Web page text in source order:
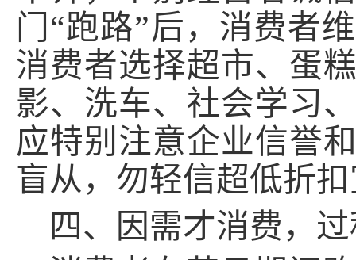
门“跑路”后，消费者
消费者选择超市、蛋
影、洗车、社会学习
应特别注意企业信誉
盲从，勿轻信超低折
四、因需才消费，